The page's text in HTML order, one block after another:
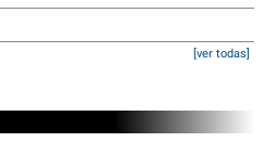
[ver todas]